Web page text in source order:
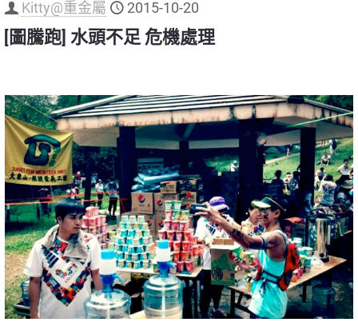
Kitty@重金屬 2015-10-20
[圖騰跑] 水頭不足 危機處理